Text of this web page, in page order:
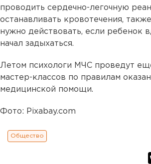
проводить сердечно-легочную
останавливать кровотечения,
нужно действовать, если ребенок
начал задыхаться.
Летом психологи МЧС проведут
мастер-классов по правилам
медицинской помощи.
Фото: Pixabay.com
Общество